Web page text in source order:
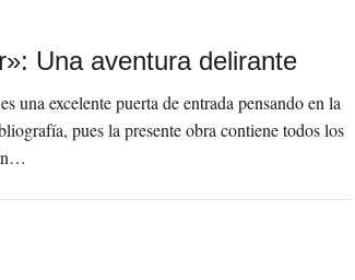
Una aventura delirante
una excelente puerta de entrada pensando en la
pues la presente obra contiene todos los